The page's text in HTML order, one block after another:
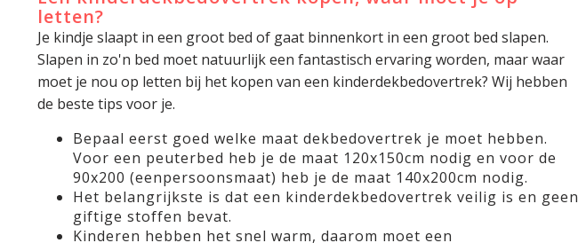
letten?
Je kindje slaapt in een groot bed of gaat binnenkort in een groot bed slapen.
Slapen in zo'n bed moet natuurlijk een fantastisch ervaring worden, maar waar
moet je nou op letten bij het kopen van een kinderdekbedovertrek? Wij hebben
de beste tips voor je.
Bepaal eerst goed welke maat dekbedovertrek je moet hebben.
Voor een peuterbed heb je de maat 120x150cm nodig en voor de
90x200 (eenpersoonsmaat) heb je de maat 140x200cm nodig.
Het belangrijkste is dat een kinderdekbedovertrek veilig is en geen
giftige stoffen bevat.
Kinderen hebben het snel warm, daarom moet een